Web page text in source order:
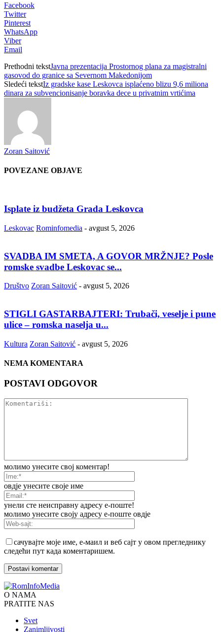
Facebook
Twitter
Pinterest
WhatsApp
Viber
Email
Prethodni tekstJavna prezentacija Prostornog plana za magistralni
gasovod do granice sa Severnom Makedonijom
Sledeći tekstIz gradske kase Leskovca isplaćeno blizu 9,6 miliona
dinara za subvencionisanje boravka dece u privatnim vrtićima
Zoran Saitović
POVEZANE OBJAVE
Isplate iz budžeta Grada Leskovca
Leskovac Rominfomedia - avgust 5, 2026
SVADBA IM SMETA, A GOVOR MRŽNJE? Posle
romske svadbe Leskovac se...
Društvo Zoran Saitović - avgust 5, 2026
STIGLI GASTARBAJTERI: Trubači, veselje i pune
ulice – romska naselja u...
Kultura Zoran Saitović - avgust 5, 2026
NEMA KOMENTARA
POSTAVI ODGOVOR
молимо унесите свој коментар!
овдје унесите своје име
унели сте неисправну адресу е-поште!
молимо унесите своју адресу е-поште овдје
сачувајте моје име, е-маил и веб сајт у овом прегледнику
следећи пут када коментаришем.
O NAMA
PRATITE NAS
Svet
Zanimljivosti